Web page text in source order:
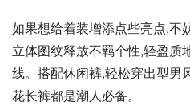
如果想给着装增添点些亮点,不
立体图纹释放不羁个性,轻盈质
线。搭配休闲裤,轻松穿出型男
花长裤都是潮人必备。